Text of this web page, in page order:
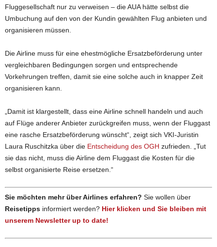
Fluggesellschaft nur zu verweisen – die AUA hätte selbst die
Umbuchung auf den von der Kundin gewählten Flug anbieten und
organisieren müssen.
Die Airline muss für eine ehestmögliche Ersatzbeförderung unter
vergleichbaren Bedingungen sorgen und entsprechende
Vorkehrungen treffen, damit sie eine solche auch in knapper Zeit
organisieren kann.
„Damit ist klargestellt, dass eine Airline schnell handeln und auch
auf Flüge anderer Anbieter zurückgreifen muss, wenn der Fluggast
eine rasche Ersatzbeförderung wünscht“, zeigt sich VKI-Juristin
Laura Ruschitzka über die Entscheidung des OGH zufrieden. „Tut
sie das nicht, muss die Airline dem Fluggast die Kosten für die
selbst organisierte Reise ersetzen.“
Sie möchten mehr über Airlines erfahren? Sie wollen über
Reisetipps informiert werden? Hier klicken und Sie bleiben mit
unserem Newsletter up to date!